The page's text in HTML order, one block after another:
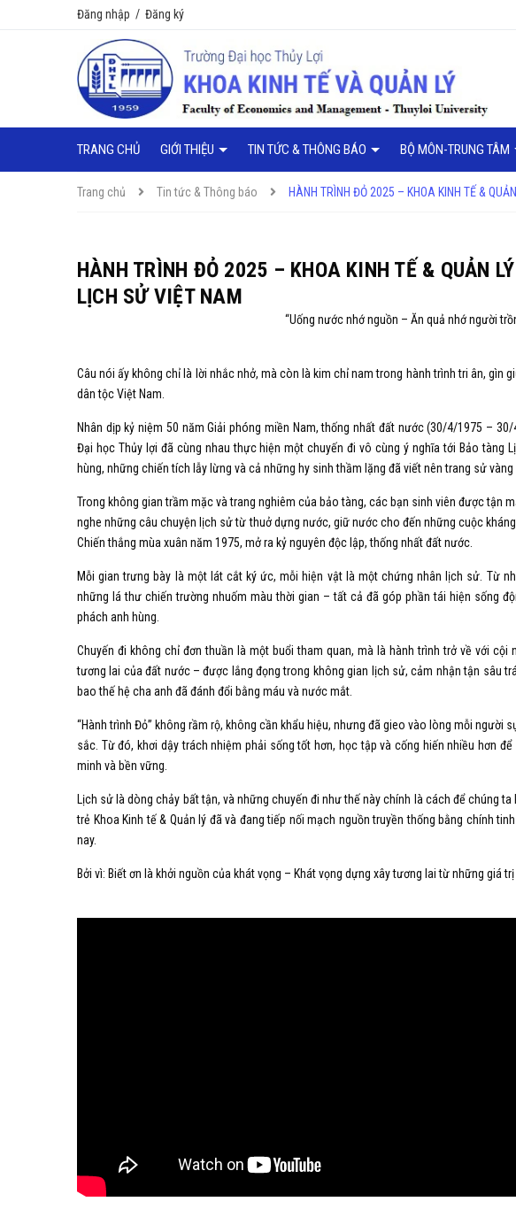
Đăng nhập / Đăng ký
TRANG CHỦ GIỚI THIỆU TIN TỨC & THÔNG BÁO BỘ MÔN-TRUNG TÂM
Trang chủ Tin tức & Thông báo HÀNH TRÌNH ĐỎ 2025 – KHOA KINH TẾ &
HÀNH TRÌNH ĐỎ 2025 – KHOA KINH TẾ & QUẢN
LỊCH SỬ VIỆT NAM
“Uống nước nhớ nguồn – Ăn quả nhớ người
Câu nói ấy không chỉ là lời nhắc nhở, mà còn là kim chỉ nam trong hành trình tri ân, gìn
dân tộc Việt Nam.
Nhân dịp kỷ niệm 50 năm Giải phóng miền Nam, thống nhất đất nước (30/4/1975 –
Đại học Thủy lợi đã cùng nhau thực hiện một chuyến đi vô cùng ý nghĩa tới Bảo tàng
hùng, những chiến tích lẫy lừng và cả những hy sinh thầm lặng đã viết nên trang sử
Trong không gian trầm mặc và trang nghiêm của bảo tàng, các bạn sinh viên được tận
nghe những câu chuyện lịch sử từ thuở dựng nước, giữ nước cho đến những cuộc
Chiến thắng mùa xuân năm 1975, mở ra kỷ nguyên độc lập, thống nhất đất nước.
Mỗi gian trưng bày là một lát cắt ký ức, mỗi hiện vật là một chứng nhân lịch sử. Từ
những lá thư chiến trường nhuốm màu thời gian – tất cả đã góp phần tái hiện sống
phách anh hùng.
Chuyến đi không chỉ đơn thuần là một buổi tham quan, mà là hành trình trở về với
tương lai của đất nước – được lắng đọng trong không gian lịch sử, cảm nhận tận sâu
bao thế hệ cha anh đã đánh đổi bằng máu và nước mắt.
“Hành trình Đỏ” không rầm rộ, không cần khẩu hiệu, nhưng đã gieo vào lòng mỗi người
sắc. Từ đó, khơi dậy trách nhiệm phải sống tốt hơn, học tập và cống hiến nhiều hơn
minh và bền vững.
Lịch sử là dòng chảy bất tận, và những chuyến đi như thế này chính là cách để chúng
trẻ Khoa Kinh tế & Quản lý đã và đang tiếp nối mạch nguồn truyền thống bằng chính
nay.
Bởi vì: Biết ơn là khởi nguồn của khát vọng – Khát vọng dựng xây tương lai từ những giá